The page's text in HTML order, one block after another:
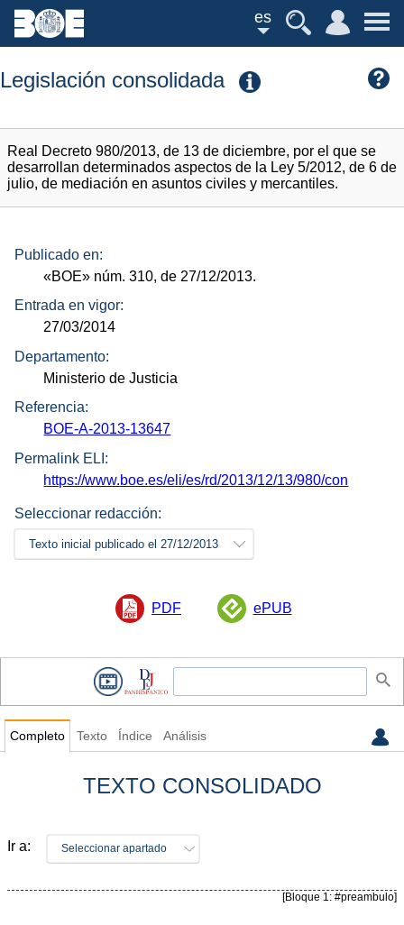
es
Legislación consolidada
Real Decreto 980/2013, de 13 de diciembre, por el que se
desarrollan determinados aspectos de la Ley 5/2012, de 6 de
julio, de mediación en asuntos civiles y mercantiles.
Publicado en:
«BOE» núm. 310, de 27/12/2013.
Entrada en vigor:
27/03/2014
Departamento:
Ministerio de Justicia
Referencia:
BOE-A-2013-13647
Permalink ELI:
https://www.boe.es/eli/es/rd/2013/12/13/980/con
Seleccionar redacción:
Texto inicial publicado el 27/12/2013
PDF ePUB
Completo Texto Índice Análisis
TEXTO CONSOLIDADO
Ir a: Seleccionar apartado
[Bloque 1: #preambulo]